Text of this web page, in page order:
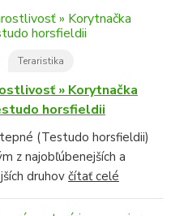
Teraristika
» Korytnačka
horsfieldii
(Testudo horsfieldii)
z najobľúbenejších a
druhovčítať celé